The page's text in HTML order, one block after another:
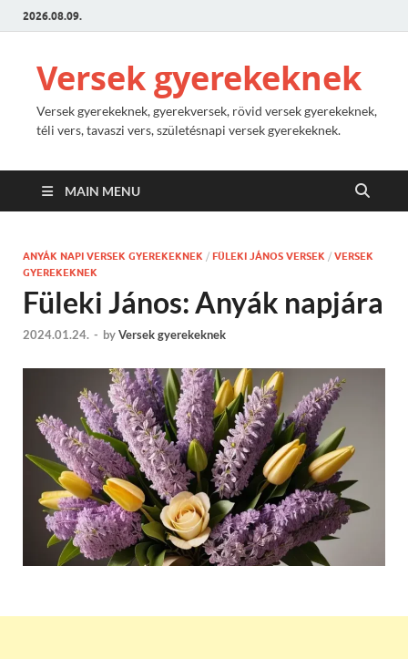
2026.08.09.
Versek gyerekeknek
Versek gyerekeknek, gyerekversek, rövid versek gyerekeknek,
téli vers, tavaszi vers, születésnapi versek gyerekeknek.
MAIN MENU
ANYÁK NAPI VERSEK GYEREKEKNEK / FÜLEKI JÁNOS VERSEK / VERSEK
GYEREKEKNEK
Füleki János: Anyák napjára
2024.01.24. - byVersek gyerekeknek